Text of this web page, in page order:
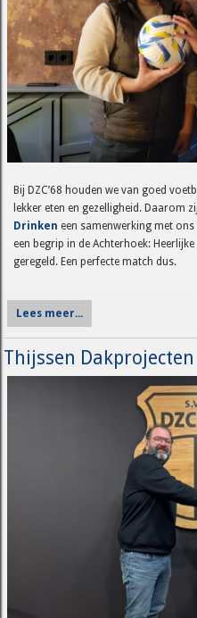
Bij DZC’68 houden we van goed
lekker eten en gezelligheid. Daarom
Drinken een samenwerking met
een begrip in de Achterhoek:
geregeld. Een perfecte match dus.
Lees meer...
Thijssen